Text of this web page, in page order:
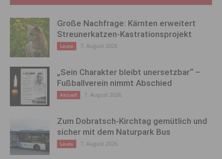
Große Nachfrage: Kärnten erweitert
Streunerkatzen-Kastrationsprojekt
Leute 7. August 2026
„Sein Charakter bleibt unersetzbar“ –
Fußballverein nimmt Abschied
Aktuell 7. August 2026
Zum Dobratsch-Kirchtag gemütlich und
sicher mit dem Naturpark Bus
Leute 7. August 2026